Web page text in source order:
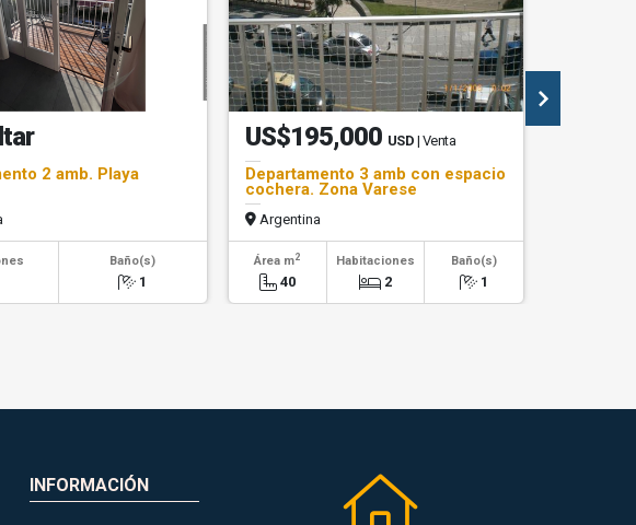
2 amb. Playa
Baño(s)
1
US$195,000 USD | Venta
Departamento 3 amb con espacio
cochera. Zona Varese
Argentina
Área m2
40
Habitaciones
2
Baño(s)
1
INFORMACIÓN